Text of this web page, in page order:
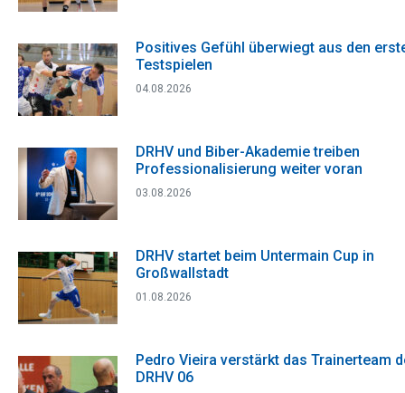
Positives Gefühl überwiegt aus den
Testspielen
04.08.2026
DRHV und Biber-Akademie treiben
Professionalisierung weiter voran
03.08.2026
DRHV startet beim Untermain Cup in
Großwallstadt
01.08.2026
Pedro Vieira verstärkt das Trainerteam
DRHV 06